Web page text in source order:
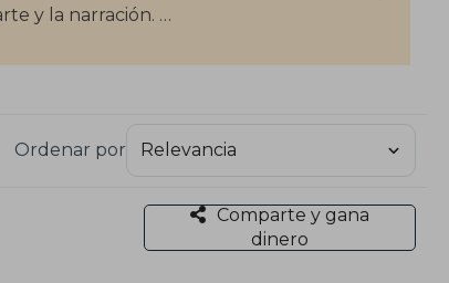
y la narración.
caricaturista, historietista, escritor y
principal creador de las exitosas series
y tiene una estrella en el paseo de la
en varios shows y series televisivas
Ordenar por
Comparte y gana
dinero